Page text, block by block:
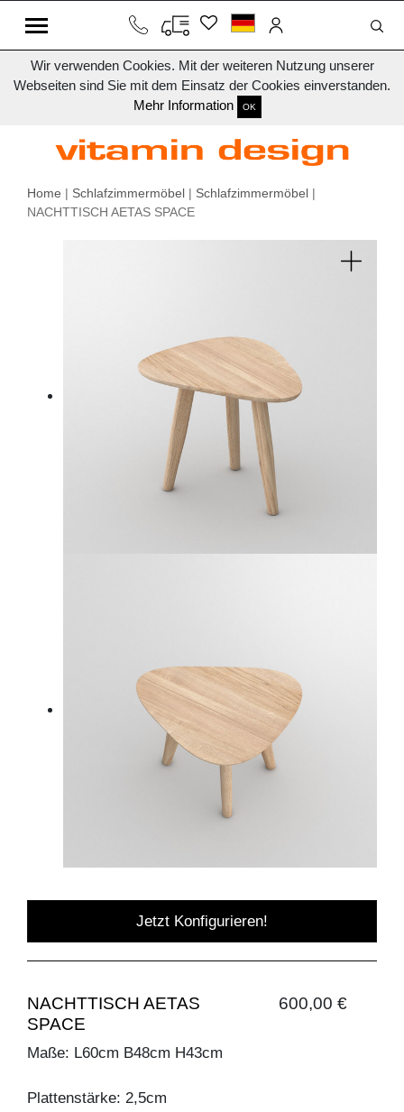
Wir verwenden Cookies. Mit der weiteren Nutzung unserer
Webseiten sind Sie mit dem Einsatz der Cookies einverstanden.
Mehr Information
OK
Home | Schlafzimmermöbel | Schlafzimmermöbel |
NACHTTISCH AETAS SPACE
Jetzt Konfigurieren!
NACHTTISCH AETAS
SPACE
600,00 €
Maße: L60cm B48cm H43cm
Plattenstärke: 2,5cm